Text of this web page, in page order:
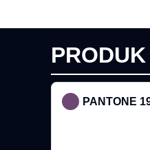
PANTONE